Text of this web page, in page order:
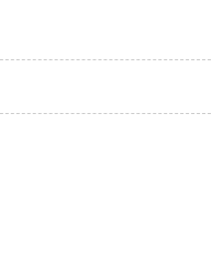
，地址：衡水高新
行业生产经验，国标
全系列支座，资
型、深化、供货、安
高新区北方工业基地